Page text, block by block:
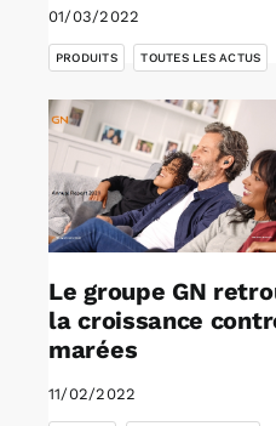
01/03/2022
PRODUITS
,
TOUTES LES ACTUS
Le groupe GN
la croissance
marées
11/02/2022
,